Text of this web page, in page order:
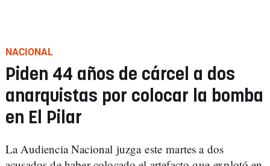
NACIONAL
Piden 44 años de cárcel a dos
anarquistas por colocar la bomba
en El Pilar
La Audiencia Nacional juzga este martes a dos